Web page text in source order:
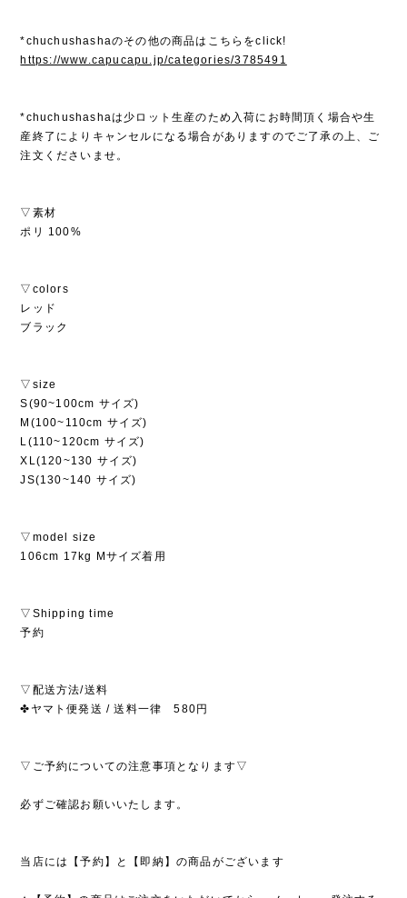
*chuchushashaのその他の商品はこちらをclick!
https://www.capucapu.jp/categories/3785491
*chuchushashaは少ロット生産のため入荷にお時間頂く場合や生
産終了によりキャンセルになる場合がありますのでご了承の上、ご
注文くださいませ。
▽素材
ポリ 100%
▽colors
レッド
ブラック
▽size
S(90~100cm サイズ)
M(100~110cm サイズ)
L(110~120cm サイズ)
XL(120~130 サイズ)
JS(130~140 サイズ)
▽model size
106cm 17kg Mサイズ着用
▽Shipping time
予約
▽配送方法/送料
✤ヤマト便発送 / 送料一律 580円
▽ご予約についての注意事項となります▽
必ずご確認お願いいたします。
当店には【予約】と【即納】の商品がございます